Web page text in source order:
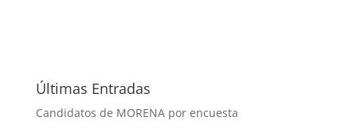
Últimas Entradas
Candidatos de MORENA por encuesta